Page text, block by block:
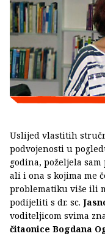
Uslijed vlastitih
podvojenosti u
godina, poželjela
ali i ona s kojima me
problematiku više ili
podijeliti s dr. sc.
voditeljicom svima
čitaonice Bogdana